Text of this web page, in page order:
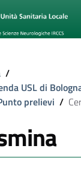
/
USL di
prelievi /